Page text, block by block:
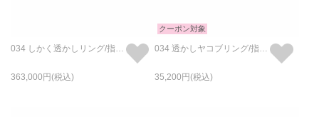
034 しかく透かしリング/指輪 L - K18/イエローゴールド
363,000
クーポン対象
034 透かしヤコブリング/指輪 - ロジウム
35,200